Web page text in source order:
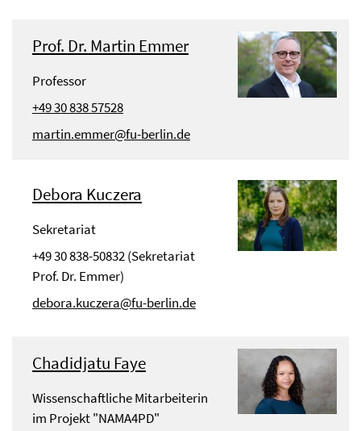
Prof. Dr. Martin Emmer
Professor
+49 30 838 57528
martin.emmer@fu-berlin.de
Debora Kuczera
Sekretariat
+49 30 838-50832 (Sekretariat
Prof. Dr. Emmer)
debora.kuczera@fu-berlin.de
Chadidjatu Faye
Wissenschaftliche Mitarbeiterin
im Projekt "NAMA4PD"